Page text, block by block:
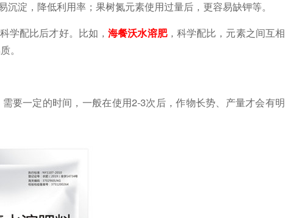
淀，降低利用率；果树氮元素使用过量后，更容易缺钾等。
学配比后才好。比如，海餐沃水溶肥，科学配比，元素之间互相
。
要一定的时间，一般在使用2-3次后，作物长势、产量才会有明